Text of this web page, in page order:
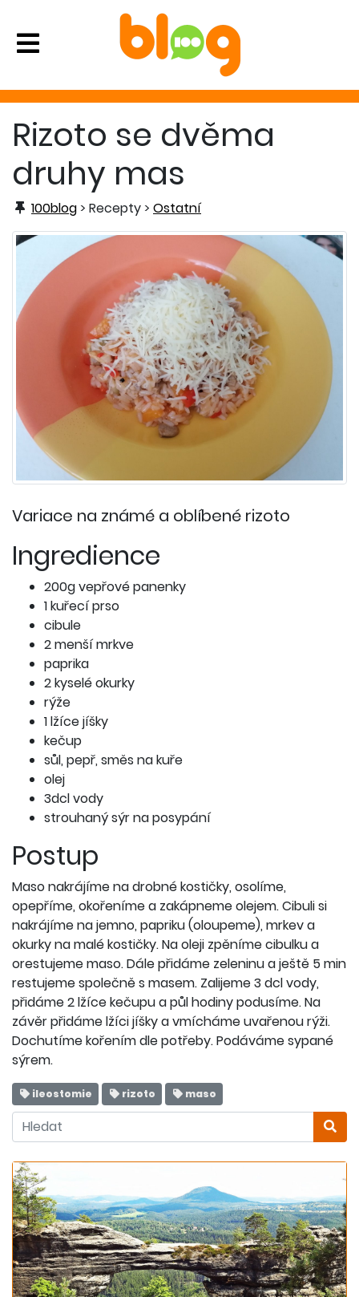
Rizoto se dvěma
druhy mas
100blog > Recepty > Ostatní
Variace na známé a oblíbené rizoto
Ingredience
200g vepřové panenky
1 kuřecí prso
cibule
2 menší mrkve
paprika
2 kyselé okurky
rýže
1 lžíce jíšky
kečup
sůl, pepř, směs na kuře
olej
3dcl vody
strouhaný sýr na posypání
Postup
Maso nakrájíme na drobné kostičky, osolíme,
opepříme, okořeníme a zakápneme olejem. Cibuli si
nakrájíme na jemno, papriku (oloupeme), mrkev a
okurky na malé kostičky. Na oleji zpěníme cibulku a
orestujeme maso. Dále přidáme zeleninu a ještě 5 min
restujeme společně s masem. Zalijeme 3 dcl vody,
přidáme 2 lžíce kečupu a půl hodiny podusíme. Na
závěr přidáme lžíci jíšky a vmícháme uvařenou rýži.
Dochutíme kořením dle potřeby. Podáváme sypané
sýrem.
ileostomie rizoto maso